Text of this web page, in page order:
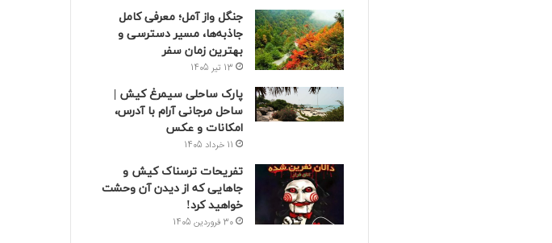
جنگل واز آمل؛ معرفی کامل
جاذبه‌ها، مسیر دسترسی و
بهترین زمان سفر
13 تیر 1405
پارک ساحلی سیمرغ کیش |
ساحل مرجانی آرام با آدرس،
امکانات و عکس
11 خرداد 1405
تفریحات ترسناک کیش و
جاهایی که از دیدن آن وحشت
خواهید کرد!
30 فروردین 1405